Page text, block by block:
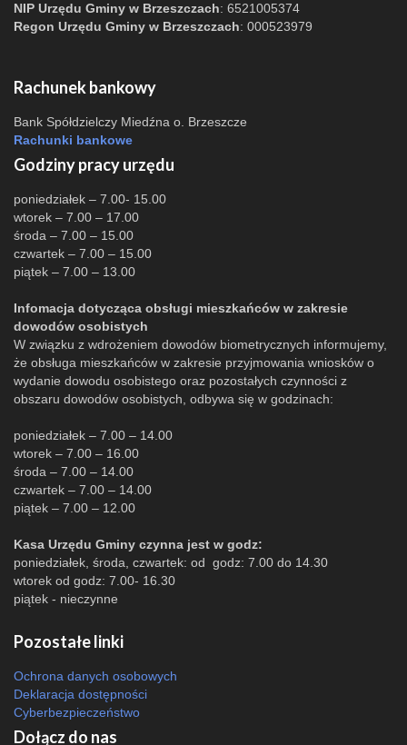
NIP Urzędu Gminy w Brzeszczach: 6521005374
Regon Urzędu Gminy w Brzeszczach: 000523979
Rachunek bankowy
Bank Spółdzielczy Miedźna o. Brzeszcze
Rachunki bankowe
Godziny pracy urzędu
poniedziałek – 7.00- 15.00
wtorek – 7.00 – 17.00
środa – 7.00 – 15.00
czwartek – 7.00 – 15.00
piątek – 7.00 – 13.00
Infomacja dotycząca obsługi mieszkańców w zakresie
dowodów osobistych
W związku z wdrożeniem dowodów biometrycznych informujemy,
że obsługa mieszkańców w zakresie przyjmowania wniosków o
wydanie dowodu osobistego oraz pozostałych czynności z
obszaru dowodów osobistych, odbywa się w godzinach:
poniedziałek – 7.00 – 14.00
wtorek – 7.00 – 16.00
środa – 7.00 – 14.00
czwartek – 7.00 – 14.00
piątek – 7.00 – 12.00
Kasa Urzędu Gminy czynna jest w godz:
poniedziałek, środa, czwartek: od godz: 7.00 do 14.30
wtorek od godz: 7.00- 16.30
piątek - nieczynne
Pozostałe linki
Ochrona danych osobowych
Deklaracja dostępności
Cyberbezpieczeństwo
Dołącz do nas